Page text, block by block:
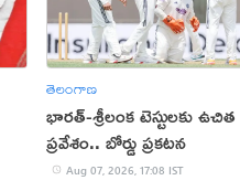
తెలంగాణ
భారత్-శ్రీలంక టెస్టులకు ఉచిత
ప్రవేశం.. బోర్డు ప్రకటన
Aug 07, 2026, 17:08 IST